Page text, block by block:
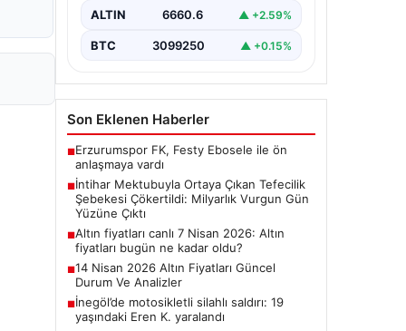
bölgedeki büyük…
ALTIN 6660.6 ▲ +2.59%
BTC 3099250 ▲ +0.15%
Son Eklenen Haberler
■Erzurumspor FK, Festy Ebosele ile ön
anlaşmaya vardı
■İntihar Mektubuyla Ortaya Çıkan Tefecilik
Şebekesi Çökertildi: Milyarlık Vurgun Gün
Yüzüne Çıktı
■Altın fiyatları canlı 7 Nisan 2026: Altın
fiyatları bugün ne kadar oldu?
■14 Nisan 2026 Altın Fiyatları Güncel
Durum Ve Analizler
■İnegöl’de motosikletli silahlı saldırı: 19
yaşındaki Eren K. yaralandı